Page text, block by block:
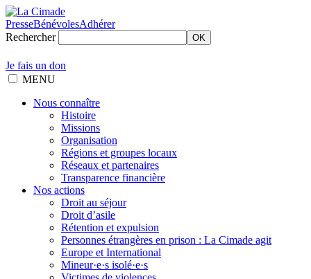
PresseBénévolesAdhérer
Rechercher
OK
Je fais un don
MENU
Nous connaître
Histoire
Missions
Organisation
Régions et groupes locaux
Réseaux et partenaires
Transparence financière
Nos actions
Droit au séjour
Droit d’asile
Rétention et expulsion
Personnes étrangères en prison : La Cimade agit
Europe et International
Mineur·e·s isolé·e·s